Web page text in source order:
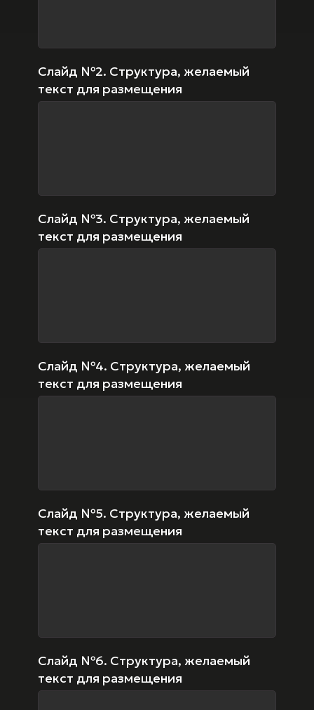
Слайд №2. Структура, желаемый
текст для размещения
Слайд №3. Структура, желаемый
текст для размещения
Слайд №4. Структура, желаемый
текст для размещения
Слайд №5. Структура, желаемый
текст для размещения
Слайд №6. Структура, желаемый
текст для размещения